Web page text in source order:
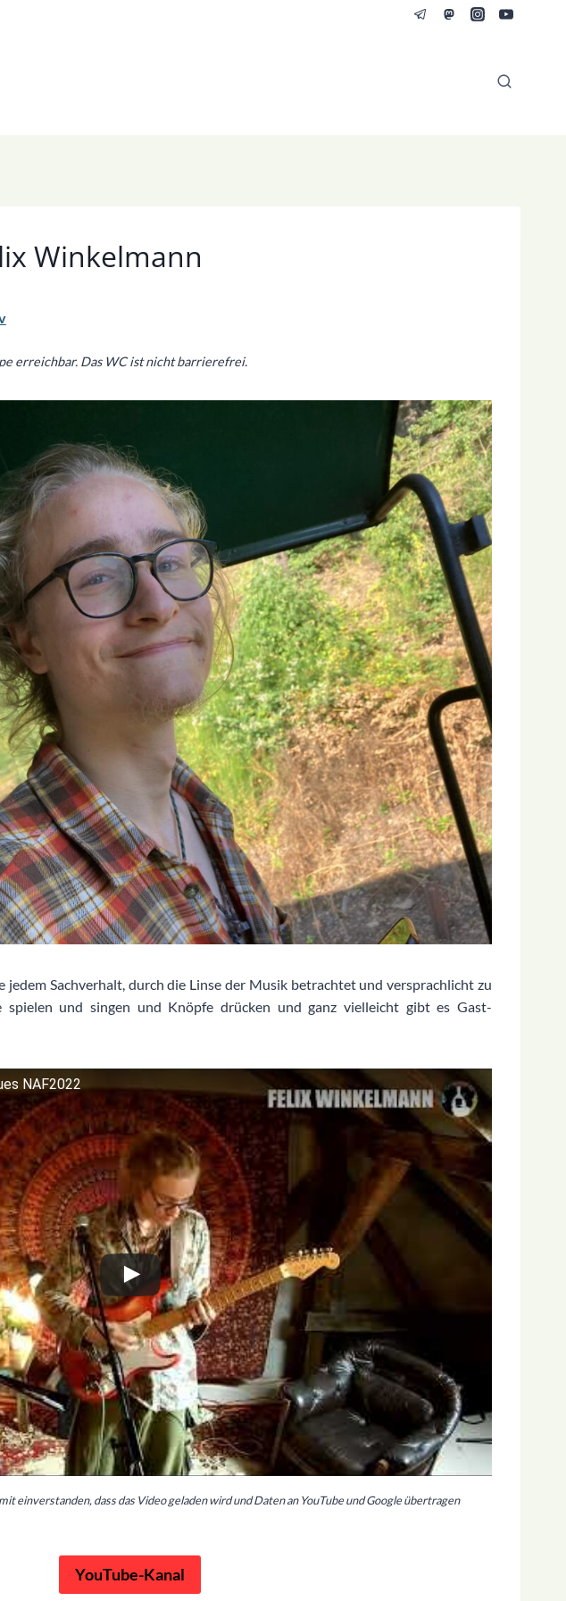
Winkelmann
erreichbar. Das WC ist nicht barrierefrei.
jedem Sachverhalt, durch die Linse der Musik betrachtet und versprachlicht zu
und singen und Knöpfe drücken und ganz vielleicht gibt es Gast-
NAF2022
einverstanden, dass das Video geladen wird und Daten an YouTube und Google übertragen
YouTube-Kanal